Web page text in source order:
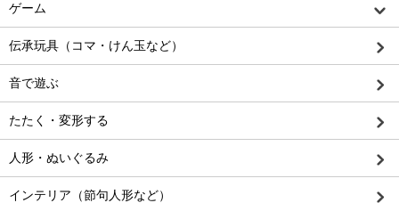
ゲーム
伝承玩具（コマ・けん玉など）
音で遊ぶ
たたく・変形する
人形・ぬいぐるみ
インテリア（節句人形など）